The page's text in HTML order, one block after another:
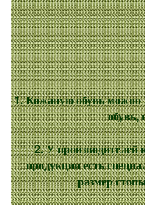
1. Кожаную обувь можно
обувь,
2. У производителей
продукции есть
размер